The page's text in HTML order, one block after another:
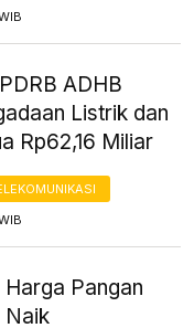
ADHB
Listrik dan
Rp62,16 Miliar
Harga Pangan
Naik